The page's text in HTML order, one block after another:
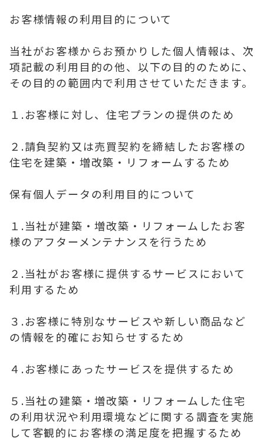
お客様情報の利用目的について
当社がお客様からお預かりした個人情報は、次
項記載の利用目的の他、以下の目的のために、
その目的の範囲内で利用させていただきます。
１.お客様に対し、住宅プランの提供のため
２.請負契約又は売買契約を締結したお客様の
住宅を建築・増改築・リフォームするため
保有個人データの利用目的について
１.当社が建築・増改築・リフォームしたお客
様のアフターメンテナンスを行うため
２.当社がお客様に提供するサービスにおいて
利用するため
３.お客様に特別なサービスや新しい商品など
の情報を的確にお知らせするため
４.お客様にあったサービスを提供するため
５.当社の建築・増改築・リフォームした住宅
の利用状況や利用環境などに関する調査を実施
して客観的にお客様の満足度を把握するため